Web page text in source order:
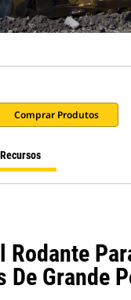
Comprar Produtos
Recursos
Rodante
De Grande